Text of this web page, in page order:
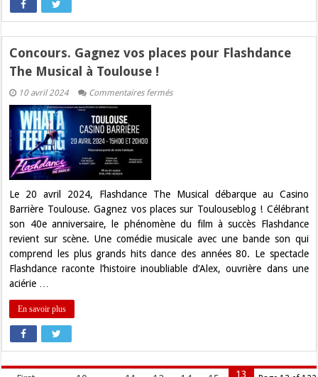
Concours. Gagnez vos places pour Flashdance
The Musical à Toulouse !
10 avril 2024 Commentaires ferméssur
Toulouse
Le 20 avril 2024, Flashdance The Musical débarque au Casino
Barrière Toulouse. Gagnez vos places sur Toulouseblog ! Célébrant
son 40e anniversaire, le phénomène du film à succès Flashdance
revient sur scène. Une comédie musicale avec une bande son qui
comprend les plus grands hits dance des années 80. Le spectacle
Flashdance raconte l’histoire inoubliable d’Alex, ouvrière dans une
aciérie …
En savoir plus
13